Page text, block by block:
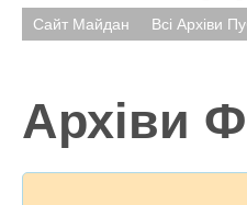
Сайт Майдан Всі Архіви
Архіви